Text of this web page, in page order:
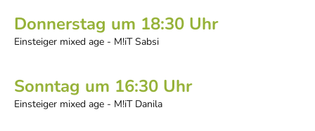
Donnerstag um 18:30 Uhr
Einsteiger mixed age - M!iT Sabsi
Sonntag um 16:30 Uhr
Einsteiger mixed age - M!iT Danila